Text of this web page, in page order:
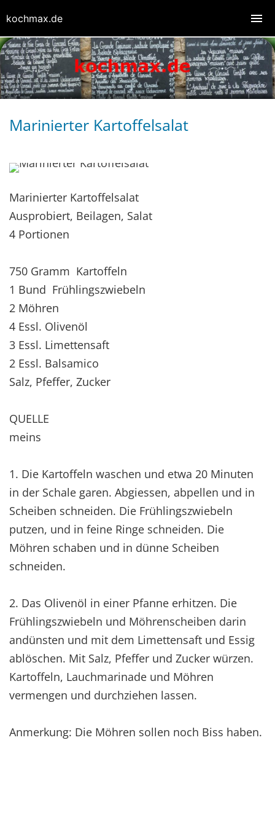
Marinierter Kartoffelsalat
Marinierter Kartoffelsalat
Ausprobiert, Beilagen, Salat
4 Portionen
750 Gramm Kartoffeln
1 Bund Frühlingszwiebeln
2 Möhren
4 Essl. Olivenöl
3 Essl. Limettensaft
2 Essl. Balsamico
Salz, Pfeffer, Zucker
QUELLE
meins
1. Die Kartoffeln waschen und etwa 20 Minuten
in der Schale garen. Abgiessen, abpellen und in
Scheiben schneiden. Die Frühlingszwiebeln
putzen, und in feine Ringe schneiden. Die
Möhren schaben und in dünne Scheiben
schneiden.
2. Das Olivenöl in einer Pfanne erhitzen. Die
Frühlingszwiebeln und Möhrenscheiben darin
andünsten und mit dem Limettensaft und Essig
ablöschen. Mit Salz, Pfeffer und Zucker würzen.
Kartoffeln, Lauchmarinade und Möhren
vermengen und durchziehen lassen.
Anmerkung: Die Möhren sollen noch Biss haben.
kochmax.de